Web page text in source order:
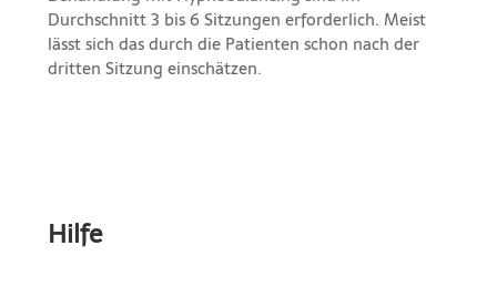
Durchschnitt 3 bis 6 Sitzungen erforderlich. Meist
lässt sich das durch die Patienten schon nach der
dritten Sitzung einschätzen.
Hilfe